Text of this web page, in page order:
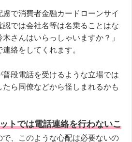
慮で消費者金融カードローンサイ
認では会社名等は名乗ることはな
さんはいらっしゃいますか？」
絡をしてくれます。
普段電話を受けるような立場では
ら同僚などから怪しまれるかも
トでは電話連絡を行わないこ
で、このような心配は必要ないの